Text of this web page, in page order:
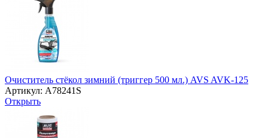
Очиститель стёкол зимний (триггер 500 мл.) AVS AVK-125
Артикул: A78241S
Открыть